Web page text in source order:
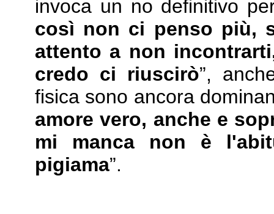
invoca un no definitivo
così non ci penso più,
attento a non
credo ci riuscirò”,
fisica sono ancora
amore vero, anche e
mi manca non è
pigiama”.